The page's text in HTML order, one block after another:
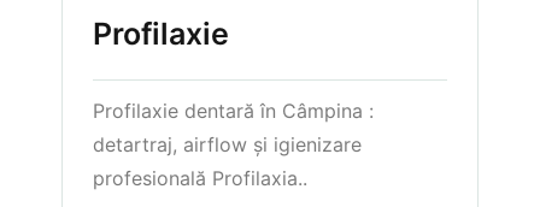
Profilaxie
Profilaxie dentară în Câmpina :
detartraj, airflow și igienizare
profesională Profilaxia..